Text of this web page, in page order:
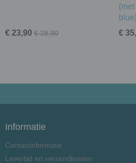
€ 23,90 € 28,90
blue)
€
Informatie
Contactinformatie
Levertijd en verzendkosten